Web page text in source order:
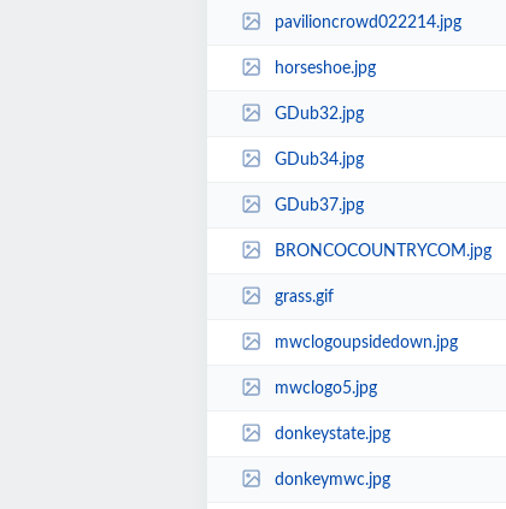
pavilioncrowd022214.jpg
horseshoe.jpg
GDub32.jpg
GDub34.jpg
GDub37.jpg
BRONCOCOUNTRYCOM.jpg
grass.gif
mwclogoupsidedown.jpg
mwclogo5.jpg
donkeystate.jpg
donkeymwc.jpg